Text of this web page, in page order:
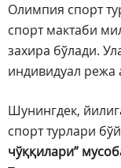
Олимпия спорт
спорт мактаби
захира бўлади.
индивидуал режа
Шунингдек,
спорт турлари
чўққилари”